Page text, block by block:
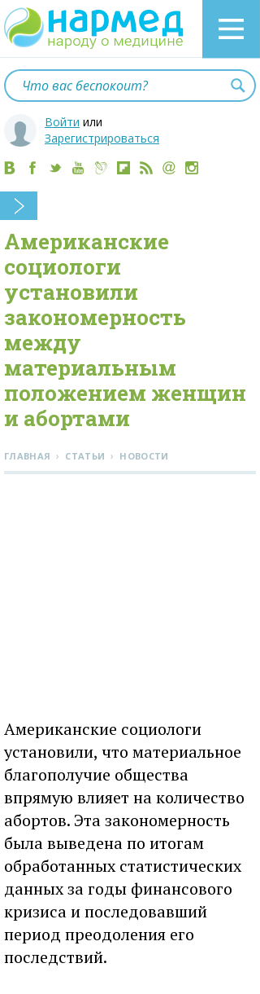
Войти или
Зарегистрироваться
Американские
социологи
установили
закономерность
между
материальным
положением женщин
и абортами
ГЛАВНАЯ › СТАТЬИ › НОВОСТИ
Американские социологи
установили, что материальное
благополучие общества
впрямую влияет на количество
абортов. Эта закономерность
была выведена по итогам
обработанных статистических
данных за годы финансового
кризиса и последовавший
период преодоления его
последствий.